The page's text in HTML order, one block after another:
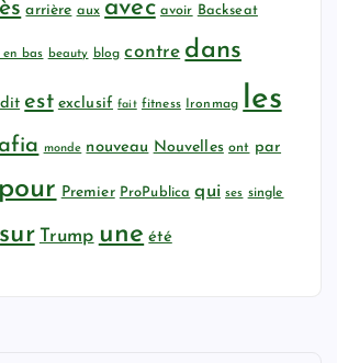
arrière aux avec avoir Backseat
en bas beauty blog contre dans
dit est exclusif fait fitness Ironmag les
monde nouveau Nouvelles ont par
pour Premier ProPublica qui ses single
sur Trump une été